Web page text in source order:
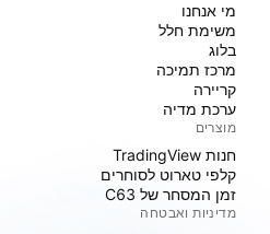
מי אנחנו
משימת חלל
בלוג
מרכז תמיכה
קריירה
ערכת מדיה
מוצרים
חנות TradingView
קלפי טארוט לסוחרים
זמן המסחר של C63
מדיניות ואבטחה